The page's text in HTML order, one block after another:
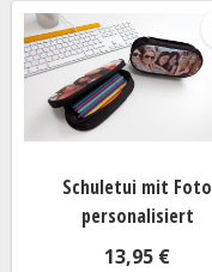
Schuletui mit Foto
personalisiert
13,95 €